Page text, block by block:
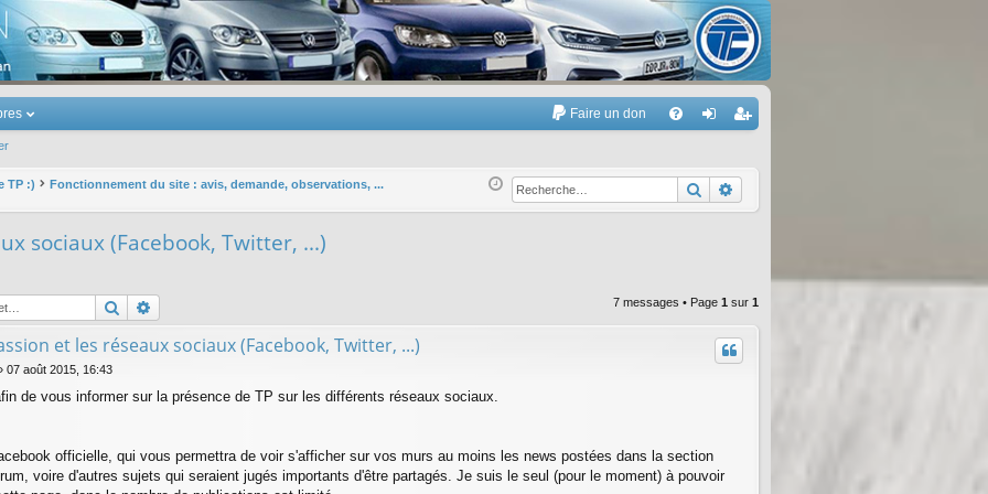
Touran
Faire un don
Q ne
xi
nr
eg
r
TP :) Fonctionnement du site : avis, demande, observations, ... Rechercher
sociaux (Facebook, Twitter, ...)
Rechercher 7 messages • Page 1 sur 1
et les réseaux sociaux (Facebook, Twitter, ...)
07 août 2015, 16:43
de vous informer sur la présence de TP sur les différents réseaux sociaux.
officielle, qui vous permettra de voir s'afficher sur vos murs au moins les news postées dans la section
voire d'autres sujets qui seraient jugés importants d'être partagés. Je suis le seul (pour le moment) à pouvoir